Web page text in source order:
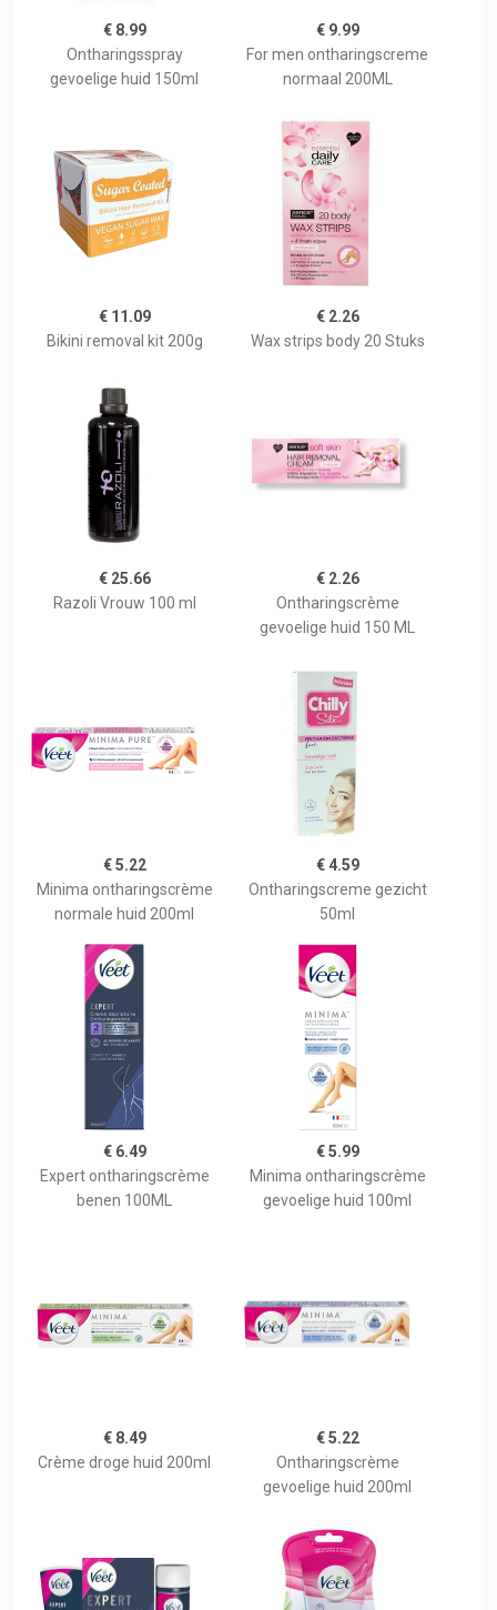
€ 8.99
Ontharingsspray
gevoelige huid 150ml
€ 9.99
For men ontharingscreme
normaal 200ML
€ 11.09
Bikini removal kit 200g
€ 2.26
Wax strips body 20 Stuks
€ 25.66
Razoli Vrouw 100 ml
€ 2.26
Ontharingscrème
gevoelige huid 150 ML
€ 5.22
Minima ontharingscrème
normale huid 200ml
€ 4.59
Ontharingscreme gezicht
50ml
€ 6.49
Expert ontharingscrème
benen 100ML
€ 5.99
Minima ontharingscrème
gevoelige huid 100ml
€ 8.49
Crème droge huid 200ml
€ 5.22
Ontharingscrème
gevoelige huid 200ml